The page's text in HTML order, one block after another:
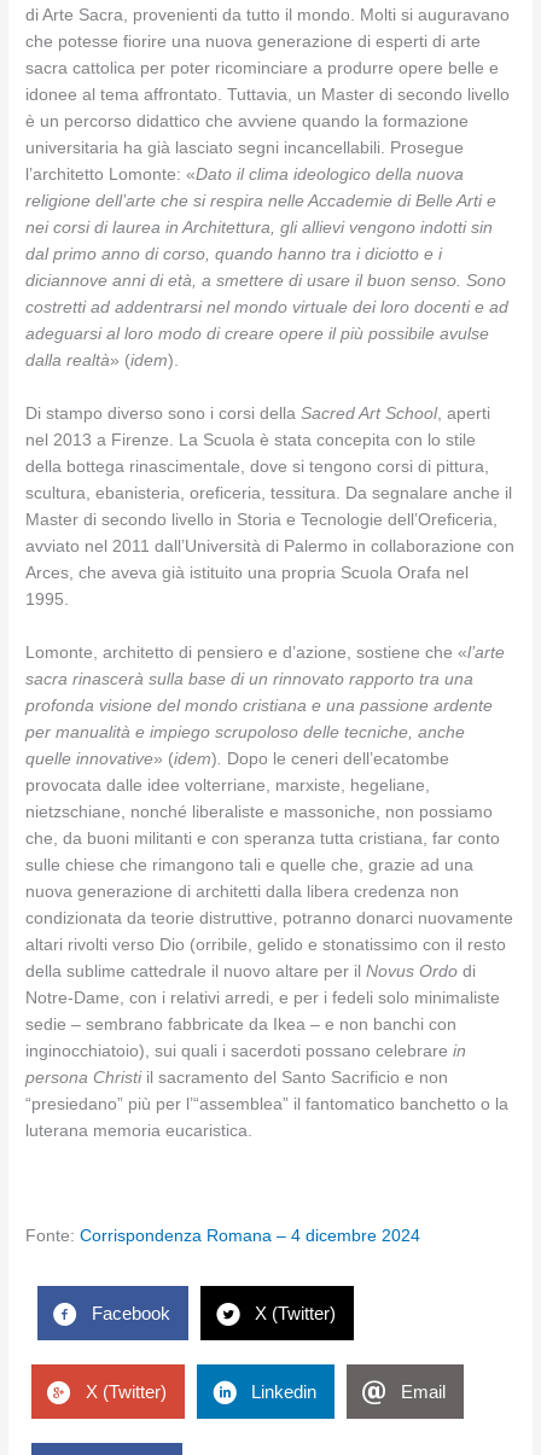
di Arte Sacra, provenienti da tutto il mondo. Molti si auguravano
che potesse fiorire una nuova generazione di esperti di arte
sacra cattolica per poter ricominciare a produrre opere belle e
idonee al tema affrontato. Tuttavia, un Master di secondo livello
è un percorso didattico che avviene quando la formazione
universitaria ha già lasciato segni incancellabili. Prosegue
l’architetto Lomonte: «Dato il clima ideologico della nuova
religione dell’arte che si respira nelle Accademie di Belle Arti e
nei corsi di laurea in Architettura, gli allievi vengono indotti sin
dal primo anno di corso, quando hanno tra i diciotto e i
diciannove anni di età, a smettere di usare il buon senso. Sono
costretti ad addentrarsi nel mondo virtuale dei loro docenti e ad
adeguarsi al loro modo di creare opere il più possibile avulse
dalla realtà» (idem).
Di stampo diverso sono i corsi dellaSacred Art School, aperti
nel 2013 a Firenze. La Scuola è stata concepita con lo stile
della bottega rinascimentale, dove si tengono corsi di pittura,
scultura, ebanisteria, oreficeria, tessitura. Da segnalare anche il
Master di secondo livello in Storia e Tecnologie dell’Oreficeria,
avviato nel 2011 dall’Università di Palermo in collaborazione con
Arces, che aveva già istituito una propria Scuola Orafa nel
1995.
Lomonte, architetto di pensiero e d’azione, sostiene che «l’arte
sacra rinascerà sulla base di un rinnovato rapporto tra una
profonda visione del mondo cristiana e una passione ardente
per manualità e impiego scrupoloso delle tecniche, anche
quelle innovative» (idem)
Dopo le ceneri dell’ecatombe
provocata dalle idee volterriane, marxiste, hegeliane,
nietzschiane, nonché liberaliste e massoniche, non possiamo
che, da buoni militanti e con speranza tutta cristiana, far conto
sulle chiese che rimangono tali e quelle che, grazie ad una
nuova generazione di architetti dalla libera credenza non
condizionata da teorie distruttive, potranno donarci nuovamente
altari rivolti verso Dio (orribile, gelido e stonatissimo con il resto
della sublime cattedrale il nuovo altare per ilNovus Ordodi
Notre-Dame, con i relativi arredi, e per i fedeli solo minimaliste
sedie – sembrano fabbricate da Ikea – e non banchi con
inginocchiatoio), sui quali i sacerdoti possano celebrarein
persona Christi il sacramento del Santo Sacrificio e non
“presiedano” più per l’“assemblea” il fantomatico banchetto o la
luterana memoria eucaristica.
Fonte:Corrispondenza Romana – 4 dicembre 2024
Facebook X (Twitter)
X (Twitter) Linkedin Email